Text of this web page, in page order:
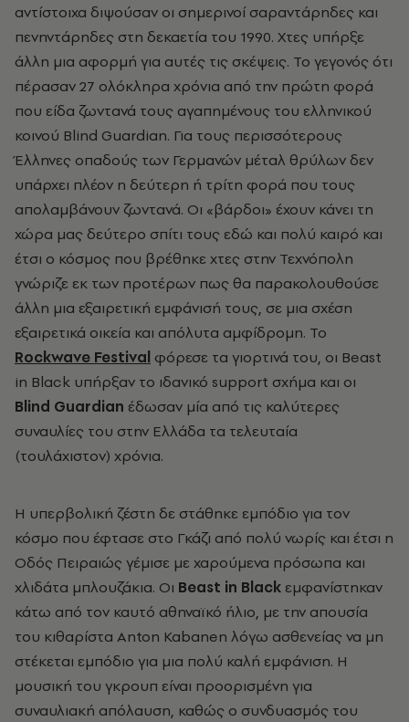
αντίστοιχα διψούσαν οι σημερινοί σαραντάρηδες και
πενηντάρηδες στη δεκαετία του 1990. Χτες υπήρξε
άλλη μια αφορμή για αυτές τις σκέψεις. Το γεγονός ότι
πέρασαν 27 ολόκληρα χρόνια από την πρώτη φορά
που είδα ζωντανά τους αγαπημένους του ελληνικού
κοινού Blind Guardian. Για τους περισσότερους
Έλληνες οπαδούς των Γερμανών μέταλ θρύλων δεν
υπάρχει πλέον η δεύτερη ή τρίτη φορά που τους
απολαμβάνουν ζωντανά. Οι «βάρδοι» έχουν κάνει τη
χώρα μας δεύτερο σπίτι τους εδώ και πολύ καιρό και
έτσι ο κόσμος που βρέθηκε χτες στην Τεχνόπολη
γνώριζε εκ των προτέρων πως θα παρακολουθούσε
άλλη μια εξαιρετική εμφάνισή τους, σε μια σχέση
εξαιρετικά οικεία και απόλυτα αμφίδρομη. Το
Rockwave Festival φόρεσε τα γιορτινά του, οι Beast
in Black υπήρξαν το ιδανικό support σχήμα και οι
Blind Guardian έδωσαν μία από τις καλύτερες
συναυλίες του στην Ελλάδα τα τελευταία
(τουλάχιστον) χρόνια.
Η υπερβολική ζέστη δε στάθηκε εμπόδιο για τον
κόσμο που έφτασε στο Γκάζι από πολύ νωρίς και έτσι η
Οδός Πειραιώς γέμισε με χαρούμενα πρόσωπα και
χλιδάτα μπλουζάκια. Οι Beast in Black εμφανίστηκαν
κάτω από τον καυτό αθηναϊκό ήλιο, με την απουσία
του κιθαρίστα Anton Kabanen λόγω ασθενείας να μη
στέκεται εμπόδιο για μια πολύ καλή εμφάνιση. Η
μουσική του γκρουπ είναι προορισμένη για
συναυλιακή απόλαυση, καθώς ο συνδυασμός του